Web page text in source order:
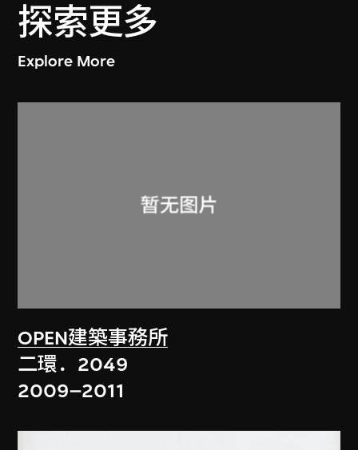
探索更多
Explore More
OPEN建築事務所
二環．2049
2009–2011